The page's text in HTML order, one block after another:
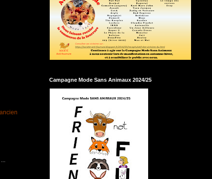
Campagne Mode Sans Animaux 2024/25